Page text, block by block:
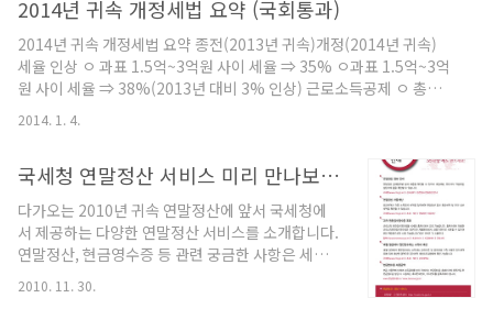
여 300만원, 주택자금공제와 총합계액 500 (또는 1,500)만원 한도중
소기업창업 투자조합 출자등소득공제 (조특법16)중소기업창업투자
조합 등에 출자투자액의 10%(30%) ⇒ 종합소득금액의 40% 한도신
용카드등 사용금액에 대한 소득공제 (조특법126의2)근로소득이 있는
자가 신용카드, 직불카드, 현금영수증 등을 사용한..
2014년 귀속 개정세법 요약 (국회통과)
2014년 귀속 개정세법 요약 종전(2013년 귀속)개정(2014년 귀속)
세율 인상 ㅇ 과표 1.5억~3억원 사이 세율 ⇒ 35% ㅇ과표 1.5억~3억
원 사이 세율 ⇒ 38%(2013년 대비 3% 인상) 근로소득공제 ㅇ 총급
여에 따른 공제율 ⇒ 80%~5% ㅇ총급여에 따른 공제율 ⇒
70%~2%로 축소 근로소득세액 공제한도 50만원 한도 ㅇ총급여 구
간별 공제액 한도 증가 ⇒ 최고 66만원 자녀소득공제의 세액공제 전환
ㅇ 6세이하 자녀양육비: 1명당 100만원 ㅇ 출생·입양공제: 1명당
200만원 ㅇ 다자녀추가공제: 2명 이상시 적용 ㅇ 자녀 1명당 15만원
(2명 초과시 초과 1명당 20만원 추가) 부녀자공제 적용대상 소득금액
상관없이 공제 연봉4000만원 이하자에 한해 적용 특별공제 ㅇ 의료비
·교육비..
2014. 1. 4.
국세청 연말정산 서비스 미리 만나보세요!
다가오는 2010년 귀속 연말정산에 앞서 국세청에
서 제공하는 다양한 연말정산 서비스를 소개합니다.
연말정산, 현금영수증 등 관련 궁금한 사항은 세미
래콜센터(국번없이 126번)에서 친절하게 상담·안
내 받을 수 있으며, 연말정산간소화 서비스는 2011
2010. 11. 30.